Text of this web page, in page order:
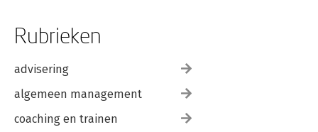
Rubrieken
advisering
algemeen management
coaching en trainen